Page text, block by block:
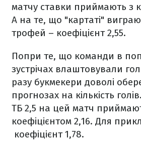
матчу ставки приймають з
А на те, що "картаті"
трофей – коефіцієнт 2,55.
Попри те, що команди в
зустрічах влаштовували
разу букмекери доволі
прогнозах на кількість
ТБ 2,5 на цей матч
коефіцієнтом 2,16. Для
коефіцієнт 1,78.